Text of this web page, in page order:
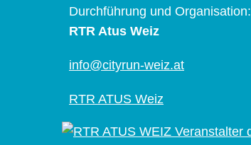
Durchführung und Organisation:
RTR Atus Weiz
info@cityrun-weiz.at
RTR ATUS Weiz